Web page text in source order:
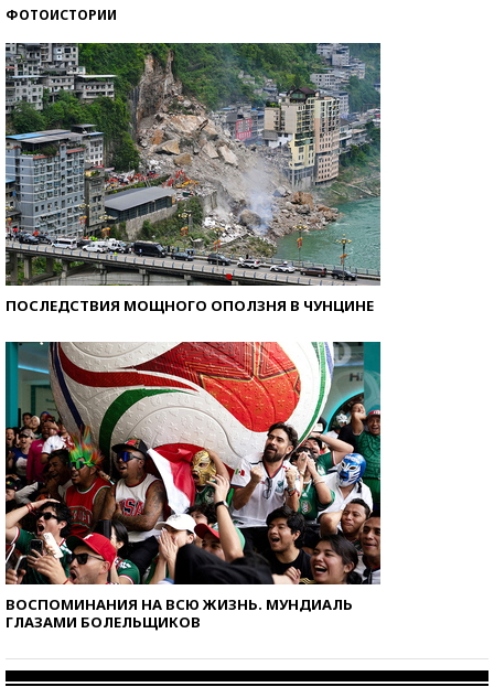
ФОТОИСТОРИИ
ПОСЛЕДСТВИЯ МОЩНОГО ОПОЛЗНЯ В ЧУНЦИНЕ
ВОСПОМИНАНИЯ НА ВСЮ ЖИЗНЬ. МУНДИАЛЬ
ГЛАЗАМИ БОЛЕЛЬЩИКОВ